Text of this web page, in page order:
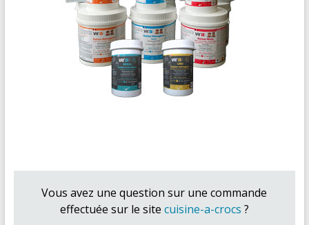
Vous avez une question sur une commande
effectuée sur le site cuisine-a-crocs ?